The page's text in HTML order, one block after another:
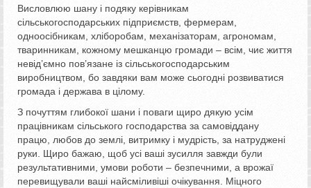
Висловлюю шану і подяку керівникам
сільськогосподарських підприємств, фермерам,
одноосібникам, хліборобам, механізаторам, агрономам,
тваринникам, кожному мешканцю громади – всім, чиє життя
невід’ємно пов’язане із сільськогосподарським
виробництвом, бо завдяки вам може сьогодні розвиватися
громада і держава в цілому.
З почуттям глибокої шани і поваги щиро дякую усім
працівникам сільського господарства за самовіддану
працю, любов до землі, витримку і мудрість, за натруджені
руки. Щиро бажаю, щоб усі ваші зусилля завжди були
результативними, умови роботи – безпечними, а врожаї
перевищували ваші найсміливіші очікування. Міцного